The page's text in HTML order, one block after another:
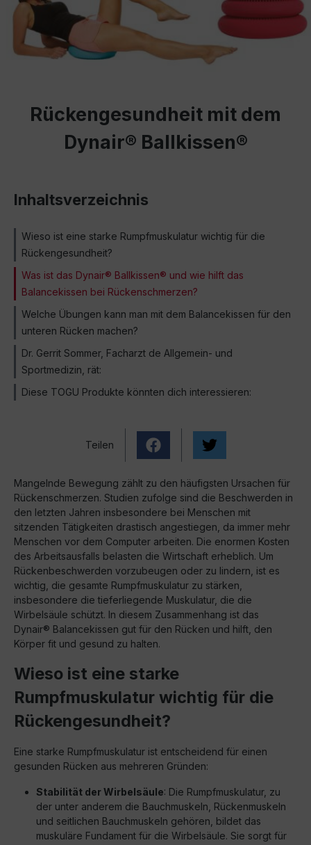
Rückengesundheit mit dem
Dynair® Ballkissen®
Inhaltsverzeichnis
Wieso ist eine starke Rumpfmuskulatur wichtig für die
Rückengesundheit?
Was ist das Dynair® Ballkissen® und wie hilft das
Balancekissen bei Rückenschmerzen?
Welche Übungen kann man mit dem Balancekissen für den
unteren Rücken machen?
Dr. Gerrit Sommer, Facharzt de Allgemein- und
Sportmedizin, rät:
Diese TOGU Produkte könnten dich interessieren:
Teilen
Mangelnde Bewegung zählt zu den häufigsten Ursachen für
Rückenschmerzen. Studien zufolge sind die Beschwerden in
den letzten Jahren insbesondere bei Menschen mit
sitzenden Tätigkeiten drastisch angestiegen, da immer mehr
Menschen vor dem Computer arbeiten. Die enormen Kosten
des Arbeitsausfalls belasten die Wirtschaft erheblich. Um
Rückenbeschwerden vorzubeugen oder zu lindern, ist es
wichtig, die gesamte Rumpfmuskulatur zu stärken,
insbesondere die tieferliegende Muskulatur, die die
Wirbelsäule schützt. In diesem Zusammenhang ist das
Dynair® Balancekissen gut für den Rücken und hilft, den
Körper fit und gesund zu halten.
Wieso ist eine starke
Rumpfmuskulatur wichtig für die
Rückengesundheit?
Eine starke Rumpfmuskulatur ist entscheidend für einen
gesunden Rücken aus mehreren Gründen:
Stabilität der Wirbelsäule: Die Rumpfmuskulatur, zu
der unter anderem die Bauchmuskeln, Rückenmuskeln
und seitlichen Bauchmuskeln gehören, bildet das
muskuläre Fundament für die Wirbelsäule. Sie sorgt für